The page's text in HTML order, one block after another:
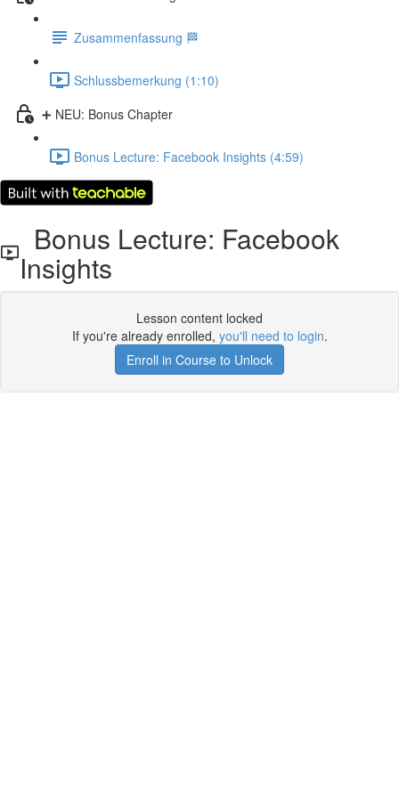
Zusammenfassung 🏁
Schlussbemerkung (1:10)
➕ NEU: Bonus Chapter
Bonus Lecture: Facebook Insights (4:59)
Bonus Lecture: Facebook
Insights
Lesson content locked
If you're already enrolled, you'll need to login.
Enroll in Course to Unlock